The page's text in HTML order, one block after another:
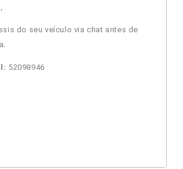
do seu veículo via chat antes de
52098946